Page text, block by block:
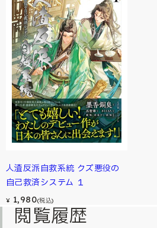
人渣反派自救系統 クズ悪役の
自己救済システム １
¥ 1,980(税込)
閲覧履歴